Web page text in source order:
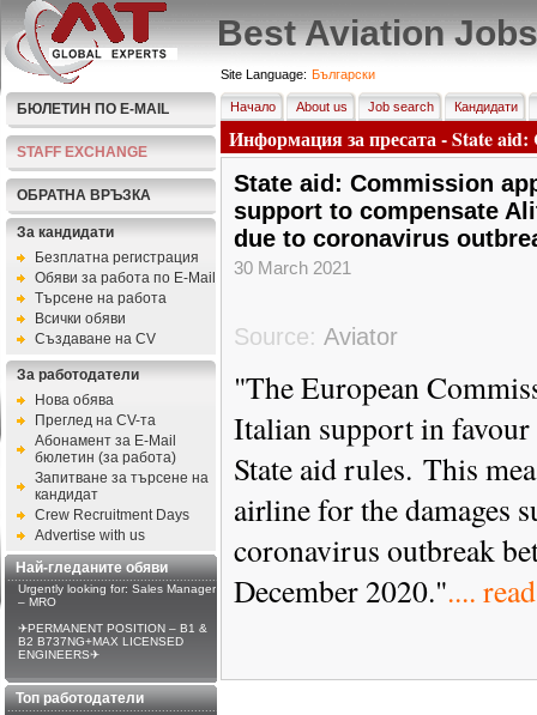
Best Aviation Jobs
БЮЛЕТИН ПО E-MAIL
STAFF EXCHANGE
ОБРАТНА ВРЪЗКА
За кандидати
Безплатна регистрация
Обяви за работа по E-Mail
Търсене на работа
Всички обяви
Създаване на CV
За работодатели
Нова обява
Преглед на CV-та
Абонамент за E-Mail
бюлетин (за работа)
Запитване за търсене на
кандидат
Crew Recruitment Days
Advertise with us
Най-гледаните обяви
Urgently looking for: Sales Manager
– MRO
✈PERMANENT POSITION – B1 &
B2 B737NG+MAX LICENSED
ENGINEERS✈
Топ работодатели
Site Language: Български
Начало About us Job search Кандидати
Информация за пресата - State
State aid: Commission
support to compensate
due to coronavirus
30 March 2021
Source: Aviator
"The European
Italian support in
State aid rules. This
airline for the damages
coronavirus outbreak
December 2020."....